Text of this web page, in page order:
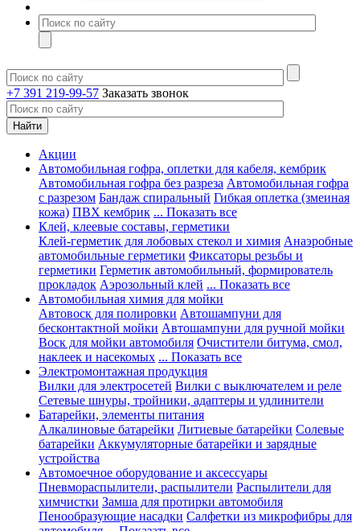
+7 391 219-99-57 Заказать звонок
Акции
Автомобильная гофра, оплетки для кабеля, кембрик
Автомобильная гофра без разреза Автомобильная гофра
с разрезом Бандаж спиральный Гибкая оплетка (змеиная
кожа) ПВХ кембрик ... Показать все
Клей, клеевые составы, герметики
Клей-герметик для лобовых стекол и химия Анаэробные
автомобильные герметики Фиксаторы резьбы и
герметики Герметик автомобильный, формирователь
прокладок Аэрозольный клей ... Показать все
Автомобильная химия для мойки
Автовоск для полировки Автошампуни для
бесконтактной мойки Автошампуни для ручной мойки
Воск для мойки автомобиля Очистители битума, смол,
наклеек и насекомых ... Показать все
Электромонтажная продукция
Вилки для электросетей Вилки с выключателем и реле
Сетевые шнуры, тройники, адаптеры и удлинители
Батарейки, элементы питания
Алкалиновые батарейки Литиевые батарейки Солевые
батарейки Аккумуляторные батарейки и зарядные
устройства
Автомоечное оборудование и аксессуары
Пневмораспылители, распылители Распылители для
химчистки Замша для протирки автомобиля
Пенообразующие насадки Салфетки из микрофибры для